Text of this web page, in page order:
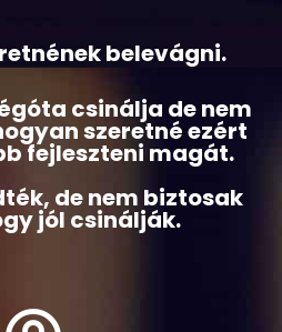
belevágni.
csinálja de nem
fejleszteni magát.